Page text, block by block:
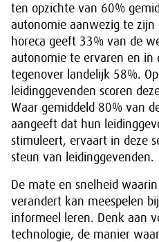
ten opzichte van 60%
autonomie aanwezig te zijn
horeca geeft 33% van de
autonomie te ervaren en in
tegenover landelijk 58%.
leidinggevenden scoren
Waar gemiddeld 80% van
aangeeft dat hun
stimuleert, ervaart in deze
steun van leidinggevenden.
De mate en snelheid
verandert kan meespelen
informeel leren. Denk aan
technologie, de manier